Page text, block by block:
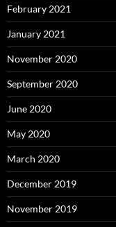
February 2021
January 2021
November 2020
September 2020
June 2020
May 2020
March 2020
December 2019
November 2019